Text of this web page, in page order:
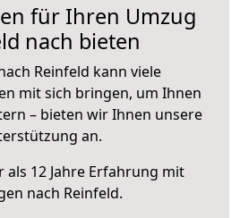
für Ihren Umzug
nach bieten
Reinfeld kann viele
mit sich bringen, um Ihnen
– bieten wir Ihnen unsere
an.
als 12 Jahre Erfahrung mit
nach Reinfeld.